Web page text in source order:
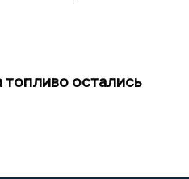
остались